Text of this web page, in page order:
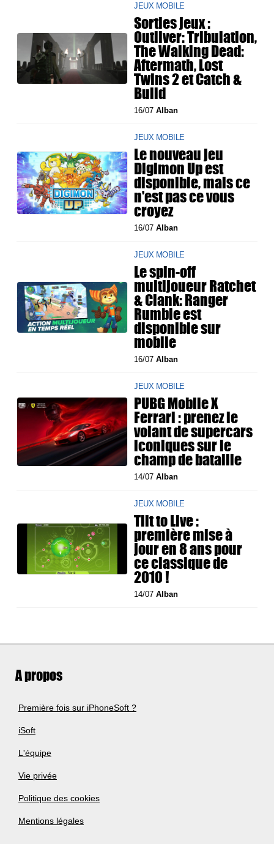
JEUX MOBILE
Sorties jeux :
Outliver: Tribulation,
The Walking Dead:
Aftermath, Lost
Twins 2 et Catch &
Build
16/07Alban
JEUX MOBILE
Le nouveau jeu
Digimon Up est
disponible, mais ce
n'est pas ce vous
croyez
16/07Alban
JEUX MOBILE
Le spin-off
multijoueur Ratchet
& Clank: Ranger
Rumble est
disponible sur
mobile
16/07Alban
JEUX MOBILE
PUBG Mobile X
Ferrari : prenez le
volant de supercars
iconiques sur le
champ de bataille
14/07Alban
JEUX MOBILE
Tilt to Live :
première mise à
jour en 8 ans pour
ce classique de
2010 !
14/07Alban
A propos
Première fois sur iPhoneSoft ?
iSoft
L'équipe
Vie privée
Politique des cookies
Mentions légales